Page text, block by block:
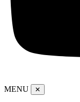
MENU ✕